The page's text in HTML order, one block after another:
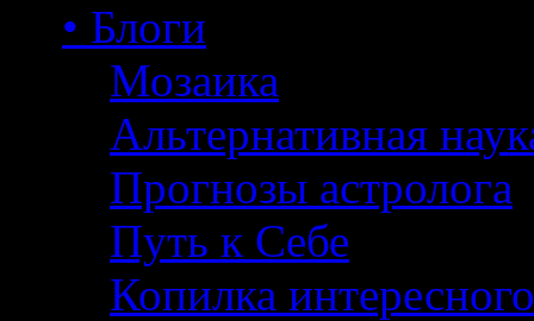
• Блоги
Мозаика
Альтернативная
Прогнозы астролога
Путь к Себе
Копилка интересного